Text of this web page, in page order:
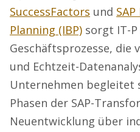
SuccessFactors und
Planning (IBP) sorgt IT-
Geschäftsprozesse, die
und Echtzeit-
Unternehmen begleitet
Phasen der SAP-
Neuentwicklung über